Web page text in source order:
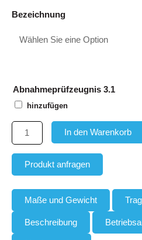
Bezeichnung
Abnahmeprüfzeugnis 3.1
hinzufügen
Aufhängeglied/Aufhängekopf
Einfachkran
In den Warenkorb
Produkt anfragen
Maße und Gewicht
Beschreibung